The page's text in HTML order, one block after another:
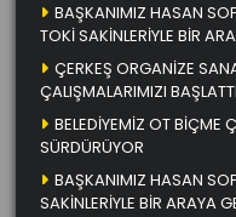
BAŞKANIMIZ HASAN
TOKİ SAKİNLERİYLE BİR
ÇERKEŞ ORGANİZE
ÇALIŞMALARIMIZI
BELEDİYEMİZ OT BİÇME
SÜRDÜRÜYOR
BAŞKANIMIZ HASAN
SAKİNLERİYLE BİR ARAYA